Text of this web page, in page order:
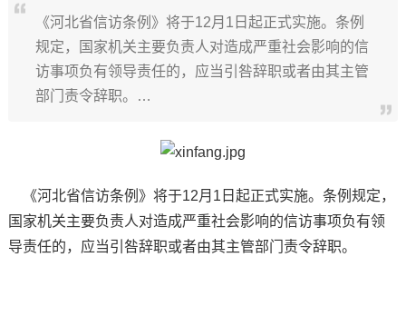
《河北省信访条例》将于12月1日起正式实施。条例
规定，国家机关主要负责人对造成严重社会影响的信
访事项负有领导责任的，应当引咎辞职或者由其主管
部门责令辞职。…
《河北省信访条例》将于12月1日起正式实施。条例规定，
国家机关主要负责人对造成严重社会影响的信访事项负有领
导责任的，应当引咎辞职或者由其主管部门责令辞职。